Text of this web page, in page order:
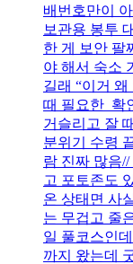
배번호만이
보관용 봉투
한 게 보안
야 해서 숙소
길래 “이거
때 필요한 확
거슬리고 잘
분위기 수령
람 진짜 많음
고 포토존도
온 상태면 사
는 무겁고 줄
일 풀코스인
까지 왔는데